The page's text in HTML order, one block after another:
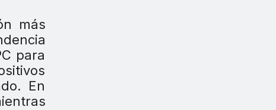
más
para
En